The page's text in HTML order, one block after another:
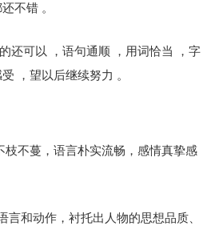
不错 。
还可以 ，语句通顺 ，用词恰当 ，字
，望以后继续努力 。
枝不蔓，语言朴实流畅，感情真挚感
言和动作，衬托出人物的思想品质、